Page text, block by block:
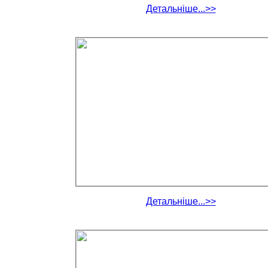
Детальніше...>>
Детальніше...>>